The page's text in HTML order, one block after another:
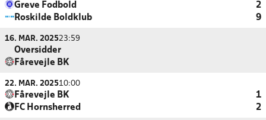
Greve Fodbold
2
Roskilde Boldklub
9
16. MAR. 202523:59
Oversidder
Fårevejle BK
22. MAR. 202510:00
Fårevejle BK
1
FC Hornsherred
2